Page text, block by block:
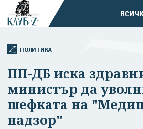
ПОЛИТИКА
ПП-ДБ иска
министър да
шефката на
надзор"